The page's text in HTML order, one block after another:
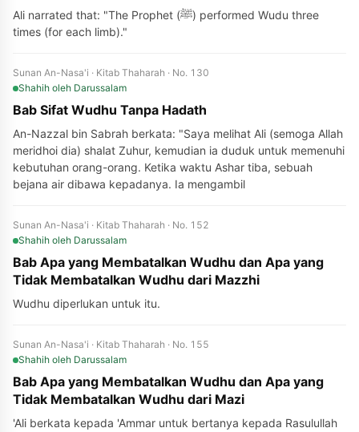
Ali narrated that: "The Prophet (ﷺ) performed Wudu three
times (for each limb)."
Sunan An-Nasa'i · Kitab Thaharah · No. 130
Shahih oleh Darussalam
Bab Sifat Wudhu Tanpa Hadath
An-Nazzal bin Sabrah berkata: "Saya melihat Ali (semoga Allah
meridhoi dia) shalat Zuhur, kemudian ia duduk untuk memenuhi
kebutuhan orang-orang. Ketika waktu Ashar tiba, sebuah
bejana air dibawa kepadanya. Ia mengambil
Sunan An-Nasa'i · Kitab Thaharah · No. 152
Shahih oleh Darussalam
Bab Apa yang Membatalkan Wudhu dan Apa yang
Tidak Membatalkan Wudhu dari Mazzhi
Wudhu diperlukan untuk itu.
Sunan An-Nasa'i · Kitab Thaharah · No. 155
Shahih oleh Darussalam
Bab Apa yang Membatalkan Wudhu dan Apa yang
Tidak Membatalkan Wudhu dari Mazi
'Ali berkata kepada 'Ammar untuk bertanya kepada Rasulullah